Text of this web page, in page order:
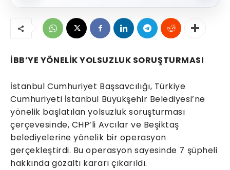
İBB’YE YÖNELİK YOLSUZLUK SORUŞTURMASI
İstanbul Cumhuriyet Başsavcılığı, Türkiye
Cumhuriyeti İstanbul Büyükşehir Belediyesi’ne
yönelik başlatılan yolsuzluk soruşturması
çerçevesinde, CHP’li Avcılar ve Beşiktaş
belediyelerine yönelik bir operasyon
gerçekleştirdi. Bu operasyon sayesinde 7 şüpheli
hakkında gözaltı kararı çıkarıldı.